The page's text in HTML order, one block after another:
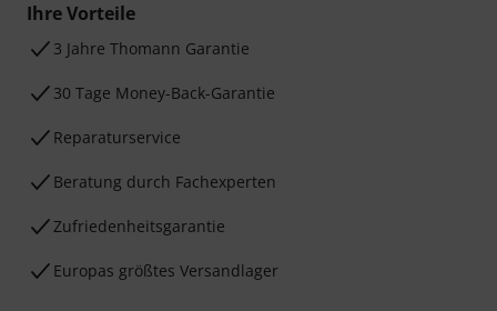
Ihre Vorteile
3 Jahre Thomann Garantie
30 Tage Money-Back-Garantie
Reparaturservice
Beratung durch Fachexperten
Zufriedenheitsgarantie
Europas größtes Versandlager